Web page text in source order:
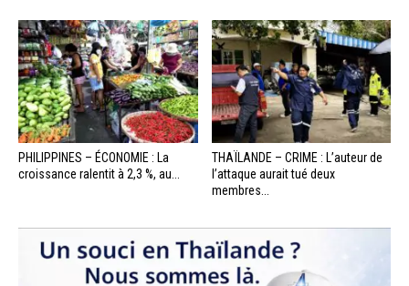
PHILIPPINES – ÉCONOMIE : La
croissance ralentit à 2,3 %, au...
THAÏLANDE – CRIME : L’auteur de
l’attaque aurait tué deux
membres...